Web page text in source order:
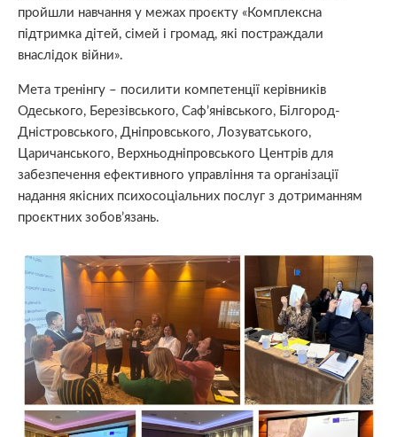
пройшли навчання у межах проєкту «Комплексна
підтримка дітей, сімей і громад, які постраждали
внаслідок війни».
Мета тренінгу – посилити компетенції керівників
Одеського, Березівського, Саф’янівського, Білгород-
Дністровського, Дніпровського, Лозуватського,
Царичанського, Верхньодніпровського Центрів для
забезпечення ефективного управління та організації
надання якісних психосоціальних послуг з дотриманням
проєктних зобов’язань.